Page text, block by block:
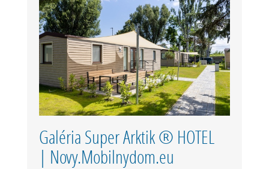
Galéria Super Arktik ® HOTEL
| Novy.Mobilnydom.eu